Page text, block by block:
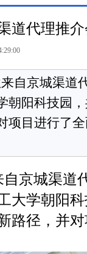
道代理推
自京城渠道
朝阳科技园
项目进行了
京城渠道
大学朝阳
路径，并